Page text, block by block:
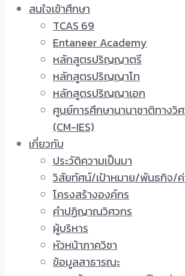
สนใจเข้าศึกษา
TCAS 69
Entaneer Academy
หลักสูตรปริญญาตรี
หลักสูตรปริญญาโท
หลักสูตรปริญญาเอก
ศูนย์การศึกษานานาชาติทางวิ
(CM-IES)
เกี่ยวกับ
ประวัติความเป็นมา
วิสัยทัศน์/เป้าหมาย/พันธกิจ/
โครงสร้างองค์กร
คำปฏิญาณวิศวกร
ผู้บริหาร
หัวหน้าภาควิชา
ข้อมูลสาธารณะ